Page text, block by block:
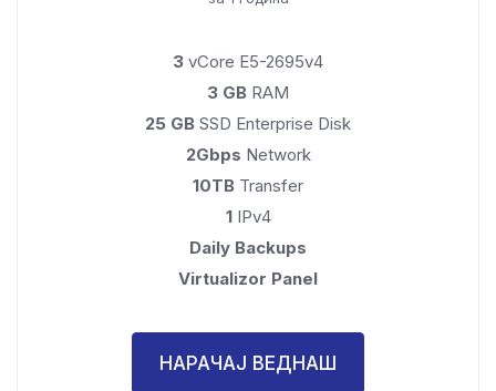
3 vCore E5-2695v4
3 GB RAM
25 GB SSD Enterprise Disk
2Gbps Network
10TB Transfer
1IPv4
Daily Backups
Virtualizor Panel
НАРАЧАЈ ВЕДНАШ